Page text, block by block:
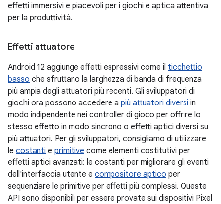
effetti immersivi e piacevoli per i giochi e aptica attentiva
per la produttività.
Effetti attuatore
Android 12 aggiunge effetti espressivi come il ticchettio
basso che sfruttano la larghezza di banda di frequenza
più ampia degli attuatori più recenti. Gli sviluppatori di
giochi ora possono accedere a più attuatori diversi in
modo indipendente nei controller di gioco per offrire lo
stesso effetto in modo sincrono o effetti aptici diversi su
più attuatori. Per gli sviluppatori, consigliamo di utilizzare
le costanti e primitive come elementi costitutivi per
effetti aptici avanzati: le costanti per migliorare gli eventi
dell'interfaccia utente e compositore aptico per
sequenziare le primitive per effetti più complessi. Queste
API sono disponibili per essere provate sui dispositivi Pixel